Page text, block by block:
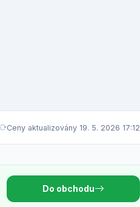
Ceny aktualizovány 19. 5. 2026 17:12
Do obchodu